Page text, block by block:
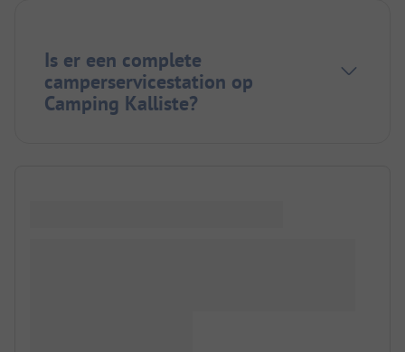
Is er een complete
camperservicestation op
Camping Kalliste?